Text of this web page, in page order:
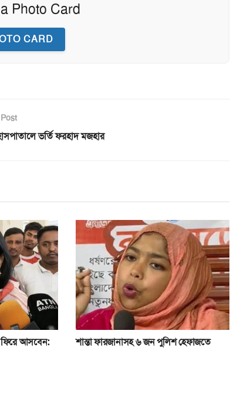
Photo Card
CARD
ভর্তি ফরহাদ মজহার
ফিরে আসবেন:
শান্তা ফারজানাসহ ৬ জন পুলিশ হেফাজতে